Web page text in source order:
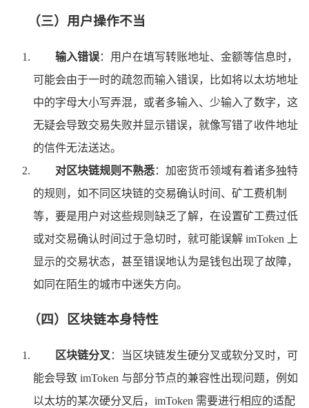
（三）用户操作不当
输入错误：用户在填写转账地址、金额等信息时，
可能会由于一时的疏忽而输入错误，比如将以太坊地址
中的字母大小写弄混，或者多输入、少输入了数字，这
无疑会导致交易失败并显示错误，就像写错了收件地址
的信件无法送达。
对区块链规则不熟悉：加密货币领域有着诸多独特
的规则，如不同区块链的交易确认时间、矿工费机制
等，要是用户对这些规则缺乏了解，在设置矿工费过低
或对交易确认时间过于急切时，就可能误解 imToken 上
显示的交易状态，甚至错误地认为是钱包出现了故障，
如同在陌生的城市中迷失方向。
（四）区块链本身特性
区块链分叉 ：当区块链发生硬分叉或软分叉时，可
能会导致 imToken 与部分节点的兼容性出现问题，例如
以太坊的某次硬分叉后，imToken 需要进行相应的适配